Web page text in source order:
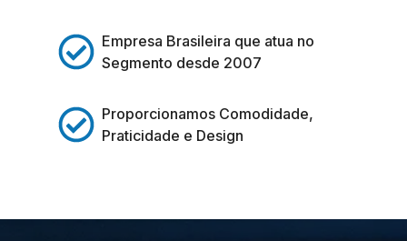
Empresa Brasileira que atua no
Segmento desde 2007
Proporcionamos Comodidade,
Praticidade e Design